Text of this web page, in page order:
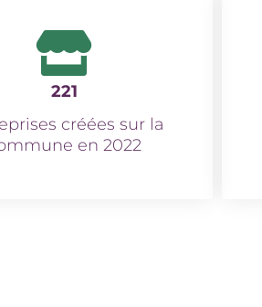
221
créées sur la
en 2022